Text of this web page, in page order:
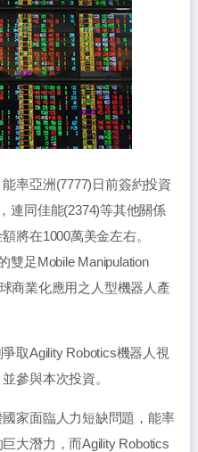
率亞洲(7777)日前簽約投資
連同佳能(2374)等其他關係
將在1000萬美金左右。
雙足Mobile Manipulation
商業化應用之人型機器人產
取Agility Robotics機器人視
參與本次投資。
家面臨人力短缺問題，能率
大潛力，而Agility Robotics